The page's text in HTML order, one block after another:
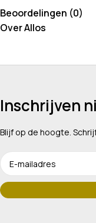
Beoordelingen (0)
Over Allos
Inschrijven
Blijf op de hoogte.